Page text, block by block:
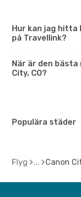
Hur kan jag hitta
på Travellink?
När är den bästa
City, CO?
Populära städer
Flyg Canon